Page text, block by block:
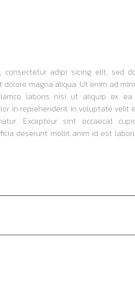
consectetur adipi sicing elit, sed
magna aliqua. Ut enim ad
laboris nisi ut aliquip ex ea
in reprehenderit in voluptate velit
Excepteur sint occaecat
deserunt mollit anim id est